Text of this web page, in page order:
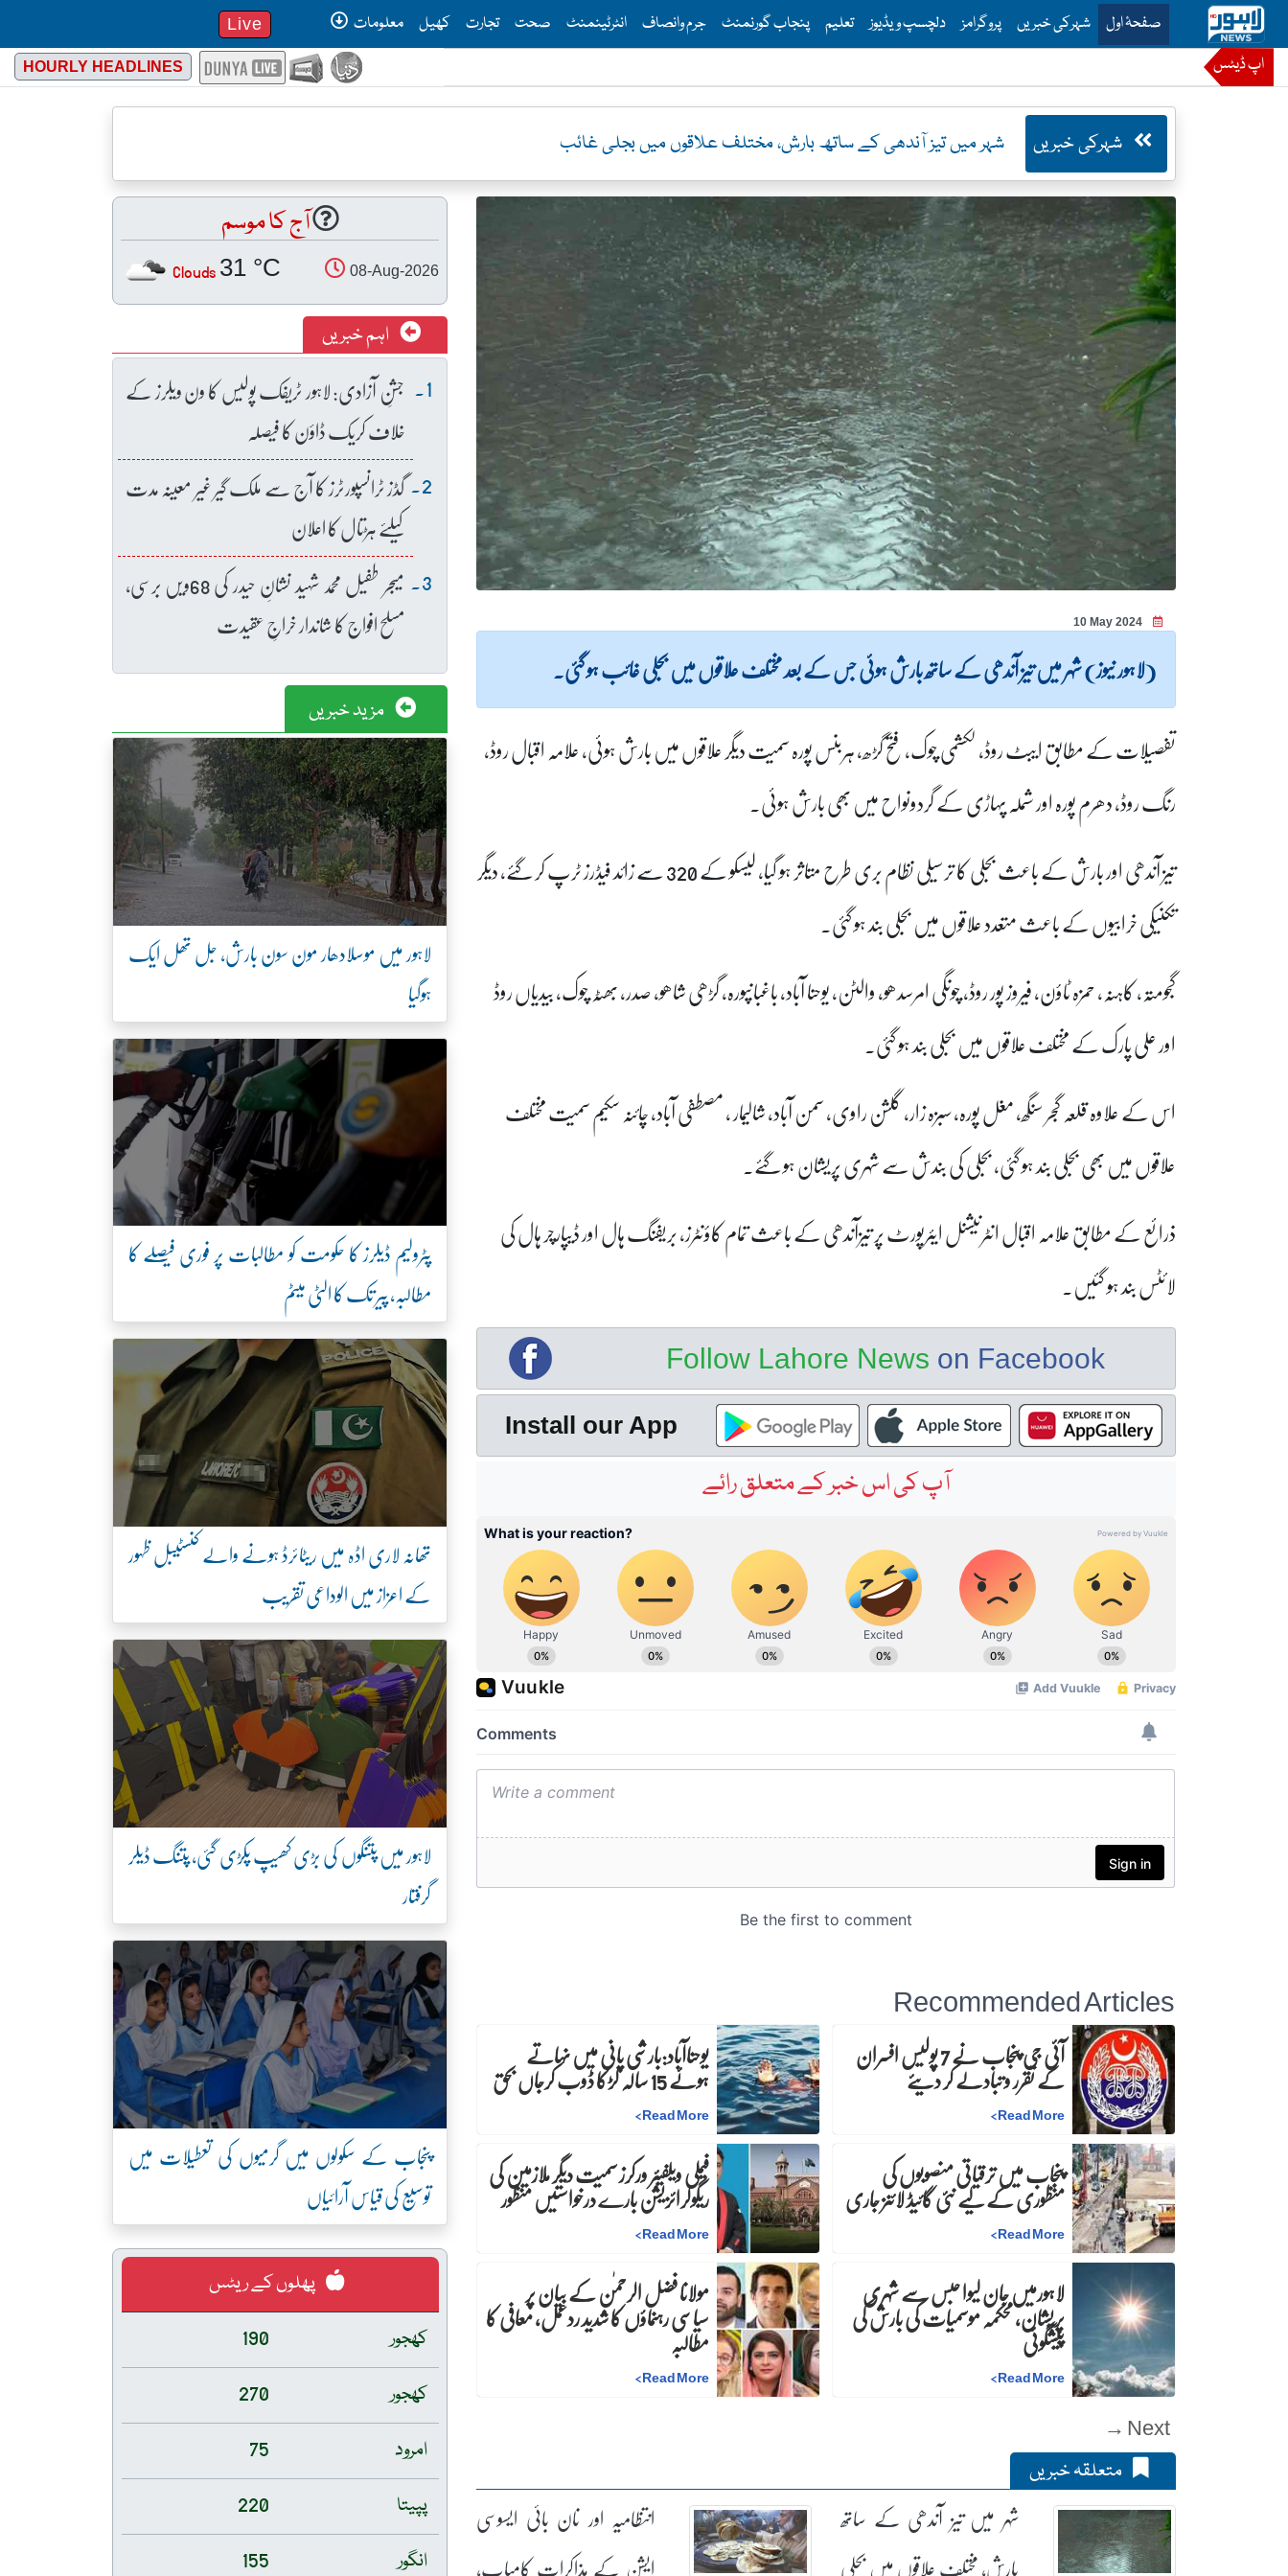
صفحۂ اولThis is the main menu for Lahore News
شہرکی خبریں پروگرامز دلچسپ ویڈیوز تعلیم پنجاب گورنمنٹ جرم وانصاف انٹرٹینمنٹ صحت تجارت کھیل معلومات Live
اپ ڈیٹس HOURLY HEADLINES
شہر میں تیز آندھی کے ساتھ بارش، مختلف علاقوں میں بجلی غائب
10 May 2024
(لاہور نیوز) شہر میں تیز آندھی کے ساتھ بارش ہوئی جس کے بعد مختلف علاقوں میں بجلی غائب ہو گئی۔
تفصیلات کے مطابق ایبٹ روڈ، لکشمی چوک، فتح گڑھ، ہربنس پورہ سمیت دیگر علاقوں میں بارش ہوئی، علامہ اقبال روڈ،
رنگ روڈ، دھرم پورہ اور شملہ پہاڑی کے گردونواح میں بھی بارش ہوئی۔
تیز آندھی اور بارش کے باعث بجلی کا ترسیلی نظام بری طرح متاثر ہو گیا، لیسکو کے 320 سے زائد فیڈرز ٹرپ کر گئے، دیگر
تکنیکی خرابیوں کے باعث متعدد علاقوں میں بجلی بند ہو گئی۔
گجومتہ، کاہنہ، حمزہ ٹاؤن، فیروز پور روڈ، چونگی امرسدھو، والٹن، یوحنا آباد، باغبانپورہ، گڑھی شاھو، صدر، بھٹہ چوک، بیدیاں روڈ
اور علی پارک کے مختلف علاقوں میں بجلی بند ہو گئی۔
اس کے علاوہ قلعہ گجر سنگھ، مغل پورہ، سبزہ زار، گلشن راوی، سمن آباد، شالیمار ، مصطفی آباد، چائنہ سکیم سمیت مختلف
علاقوں میں بھی بجلی بند ہو گئی، بجلی کی بندش سے شہری پریشان ہو گئے۔
ذرائع کے مطابق علامہ اقبال انٹرنیشنل ایئرپورٹ پر تیزآندھی کے باعث تمام کاؤنٹرز، بریفنگ ہال اور ڈیپارچر ہال کی
لائٹس بند ہو گئیں۔
Follow Lahore News on Facebook
Install our App
آپ کی اس خبر کے متعلق رائے
Recommended Articles
آئی جی پنجاب نے 7 پولیس افسرانکے تقرر و تبادلے کر دیئے
Read More
>
یوحناآباد:بارشی پانی میں نہاتے
ہوئے 15 سالہ لڑکا ڈوب کرجاں بحق
Read More
>
پنجاب میں ترقیاتی منصوبوں کی
منظوری کے لیے نئی گائیڈ لائنز جاری
Read More
>
فیملی ویلفیئر ورکرز سمیت دیگر ملازمین کی
ریگولرائزیشن بارے درخواستیں منظور
Read More
>
لاہورمیں جان لیوا حبس سے شہری
پریشان، محکمہ موسمیات کی بارش کی
پیشگوئی
Read More
>
مولانا فضل الرحمٰن کے بیان پر
سیاسی رہنماؤں کا شدید ردعمل، معافی کا
مطالبہ
Read More
>
Next →
متعلقہ خبریں
شہر میں تیز آندھی کے ساتھ
انتظامیہ اور نان بائی ایسوسی
آج کا موسم
08-Aug-2026
31 °C
Clouds
اہم خبریں
جشنِ آزادی: لاہور ٹریفک پولیس کا ون ویلرز کے
خلاف کریک ڈاؤن کا فیصلہ
گڈز ٹرانسپورٹرز کا آج سے ملک گیر غیر معینہ مدت
کیلئے ہڑتال کا اعلان
میجر طفیل محمد شہید نشانِ حیدر کی 68ویں برسی،
مسلح افواج کا شاندار خراجِ عقیدت
مزید خبریں
لاہور میں موسلادھار مون سون بارش، جل تھل ایک
ہوگیا
پٹرولیم ڈیلرز کا حکومت کو مطالبات پر فوری فیصلے کا
مطالبہ، پیر تک کا الٹی میٹم
تھانہ لاری اڈہ میں ریٹائرڈ ہونے والے کنسٹیبل ظہور
کے اعزاز میں الوداعی تقریب
لاہور میں پتنگوں کی بڑی کھیپ پکڑی گئی، پتنگ ڈیلر
گرفتار
پنجاب کے سکولوں میں گرمیوں کی تعطیلات میں
توسیع کی قیاس آرائیاں
پھلوں کے ریٹس
کھجور
190
کھجور
270
امرود
75
پپیتا
220
انگور
155